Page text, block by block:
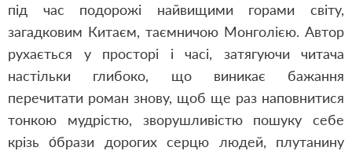
під час подорожі найвищими горами світу,
загадковим Китаєм, таємничою Монголією. Автор
рухається у просторі і часі, затягуючи читача
настільки глибоко, що виникає бажання
перечитати роман знову, щоб ще раз наповнитися
тонкою мудрістю, зворушливістю пошуку себе
крізь о́брази дорогих серцю людей, плутанину